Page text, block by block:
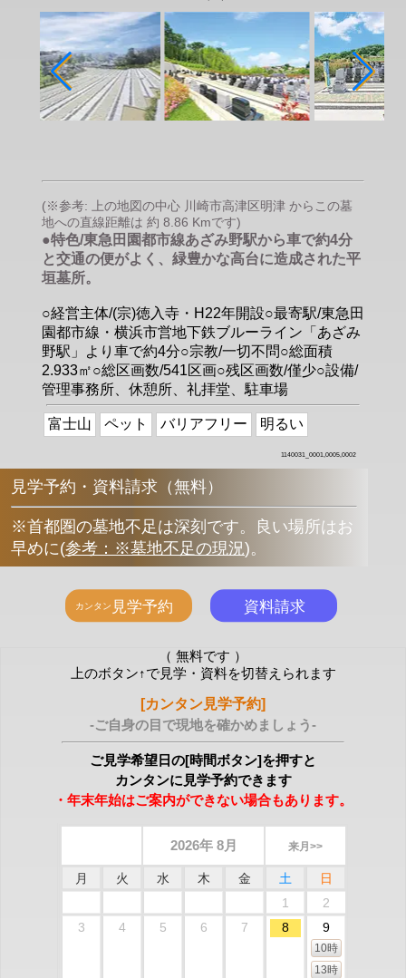
(※参考: 上の地図の中心 川崎市高津区明津 からこの墓
地への直線距離は 約 8.86 Kmです)
●特色/東急田園都市線あざみ野駅から車で約4分
と交通の便がよく、緑豊かな高台に造成された平
垣墓所。
○経営主体/(宗)徳入寺・H22年開設○最寄駅/東急田
園都市線・横浜市営地下鉄ブルーライン「あざみ
野駅」より車で約4分○宗教/一切不問○総面積
2.933㎡○総区画数/541区画○残区画数/僅少○設備/
管理事務所、休憩所、礼拝堂、駐車場
富士山 ペット バリアフリー 明るい
1140031_0001,0005,0002
見学予約・資料請求（無料）
※首都圏の墓地不足は深刻です。良い場所はお
早めに(参考：※墓地不足の現況)。
（ 無料です ）
上のボタン↑で見学・資料を切替えられます
[カンタン見学予約]
-ご自身の目で現地を確かめましょう-
ご見学希望日の[時間ボタン]を押すと
カンタンに見学予約できます
・年末年始はご案内ができない場合もあります。
2026年 8月 来月>>
月 火 水 木 金 土
日
1
2
3
4 5 6 7 8 9
10時
13時